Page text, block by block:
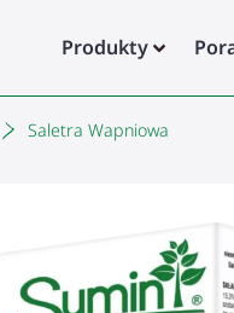
Produkty
Saletra Wapniowa